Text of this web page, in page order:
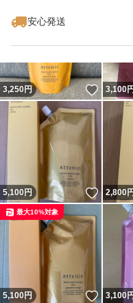
安心発送
3,250円 いいね
3,100円
5,100円 いいね
2,800円
5,100円 いい
最大10%対象
3,100円